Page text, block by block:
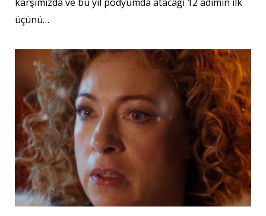
üçünü…